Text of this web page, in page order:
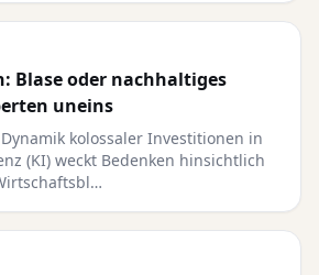
Blase oder nachhaltiges
uneins
kolossaler Investitionen in
(KI) weckt Bedenken hinsichtlich